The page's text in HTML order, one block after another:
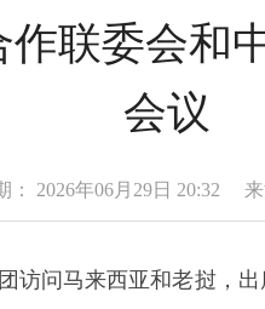
联委会
会议
： 2026年06月29日 20:32
访问马来西亚和老挝，